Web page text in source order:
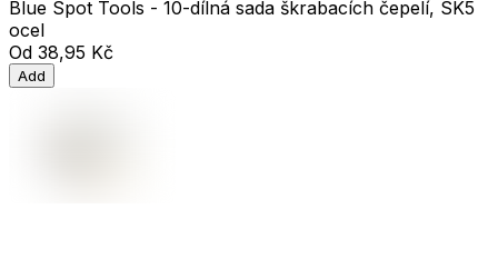
Blue Spot Tools - 10-dílná sada škrabacích čepelí, SK5
ocel
Od 38,95 Kč
Add